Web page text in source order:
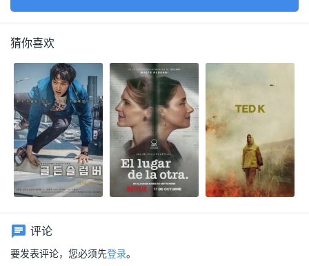
猜你喜欢
评论
要发表评论，您必须先登录。